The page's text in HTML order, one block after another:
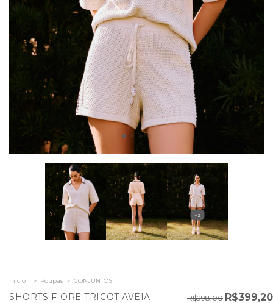
+2
Início > Roupas > CONJUNTOS
SHORTS FIORE TRICOT AVEIA R$998,00 R$399,20